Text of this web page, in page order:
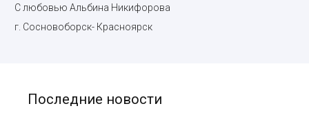
С любовью Альбина Никифорова
г. Сосновоборск- Красноярск
Последние новости